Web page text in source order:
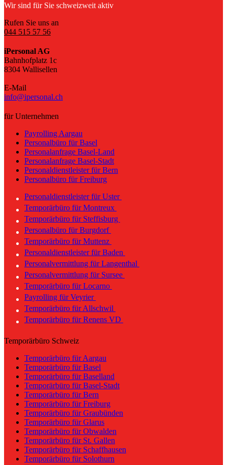
Wir sind für Sie schweizweit aktiv
Rufen Sie uns an
044 515 57 56
iPersonal AG
Bahnhofplatz 1c
8304 Wallisellen
E-Mail
info@ipersonal.ch
für Unternehmen
Payrolling Aargau
Personalbüro für Basel
Personalanfrage Basel-Land
Personalanfrage Basel-Stadt
Personaldienstleister für Bern
Personalbüro für Freiburg
Personaldienstleister für Uster
Temporärbüro für Montreux
Temporärbüro für Steffisburg
Personalbüro für Burgdorf
Temporärbüro für Muttenz
Personaldienstleister für Baden
Personalvermittlung für Langenthal
Personalvermittlung für Sursee
Temporärbüro für Locarno
Payrolling für Veyrier
Temporärbüro für Allschwil
Temporärbüro für Renens VD
Temporärbüro Schweiz
Temporärbüro für Aargau
Temporärbüro für Basel
Temporärbüro für Baselland
Temporärbüro für Basel-Stadt
Temporärbüro für Bern
Temporärbüro für Freiburg
Temporärbüro für Graubünden
Temporärbüro für Glarus
Temporärbüro für Obwalden
Temporärbüro für St. Gallen
Temporärbüro für Schaffhausen
Temporärbüro für Solothurn